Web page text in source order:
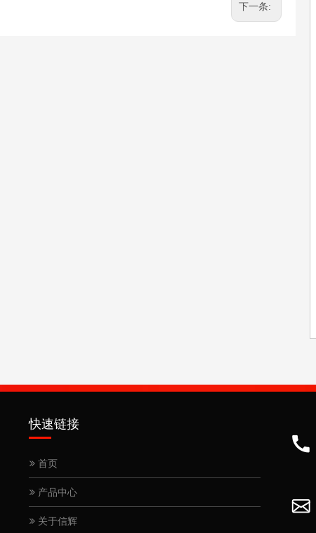
下一条:
快速链接
首页
产品中心
关于信辉